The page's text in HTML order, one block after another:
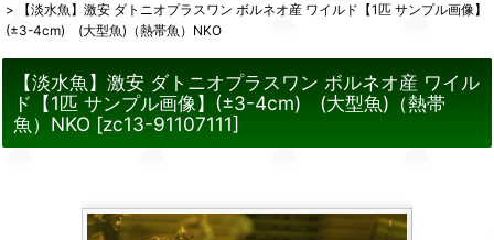
>
【淡水魚】激安 ダトニオプラスワン ボルネオ産 ワイルド【1匹 サンプル画像】
(±3-4cm) (大型魚)（熱帯魚）NKO
【淡水魚】激安 ダトニオプラスワン ボルネオ産 ワイル
ド【1匹 サンプル画像】(±3-4cm) (大型魚)（熱帯
魚）NKO [zc13-91107111]